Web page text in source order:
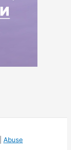
Abuse